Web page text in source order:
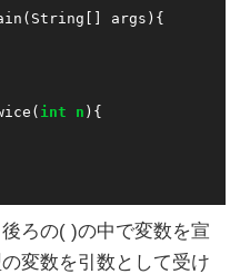
args){
int n ){
ろの( )の中で変数を宣
変数を引数として受け